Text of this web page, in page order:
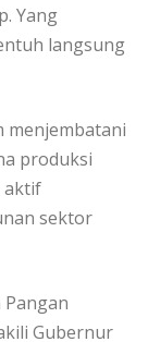
Yang
langsung
menjembatani
produksi
aktif
sektor
Gubernur